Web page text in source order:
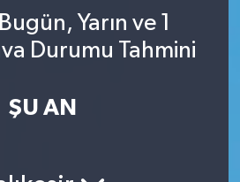
Yarın ve 1
Durumu Tahmini
ŞU AN
Fikstür